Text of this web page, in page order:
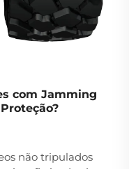
com Jamming
não tripulados